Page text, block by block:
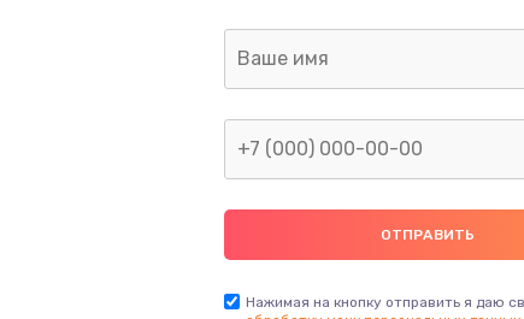
Нажимая на кнопку отправить я даю